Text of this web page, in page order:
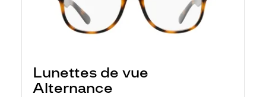
Lunettes de vue
Alternance